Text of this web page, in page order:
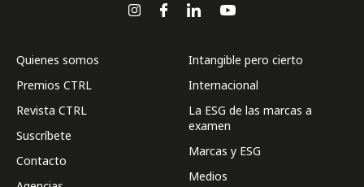
Quienes somos
Premios CTRL
Revista CTRL
Suscríbete
Contacto
Intangible pero cierto
Internacional
La ESG de las marcas a
examen
Marcas y ESG
Medios